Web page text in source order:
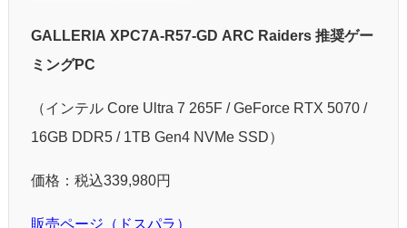
GALLERIA XPC7A-R57-GD ARC Raiders 推奨ゲー
ミングPC
（インテル Core Ultra 7 265F / GeForce RTX 5070 /
16GB DDR5 / 1TB Gen4 NVMe SSD）
価格：税込339,980円
販売ページ（ドスパラ）